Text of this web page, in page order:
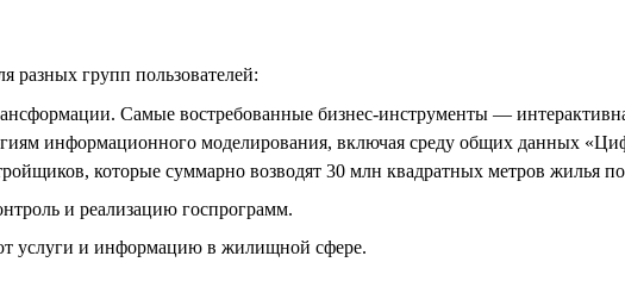
разных групп пользователей:
Самые востребованные бизнес-инструменты —
информационного моделирования, включая среду общих данных
которые суммарно возводят 30 млн квадратных метров жилья по
и реализацию госпрограмм.
услуги и информацию в жилищной сфере.